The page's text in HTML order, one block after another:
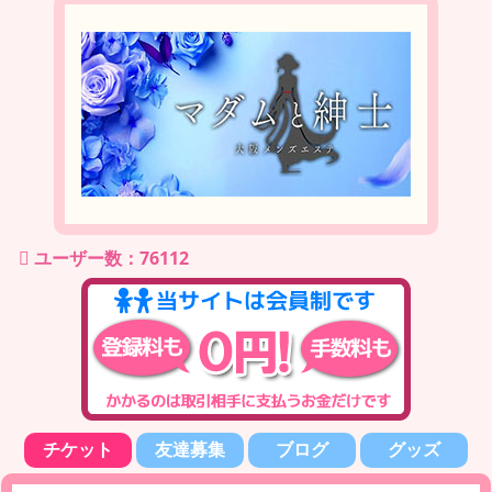
ユーザー数：76112
チケット 友達募集 ブログ グッズ